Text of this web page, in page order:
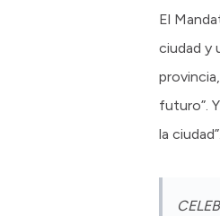
El
ciudad y
futuro”.
la ciudad”.